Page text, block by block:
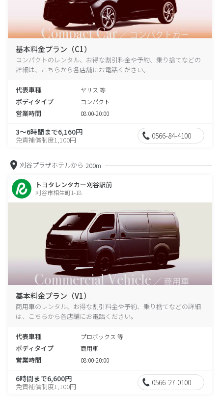
基本料金プラン（C1）
コンパクトのレンタル、お得な割引料金や予約、乗り捨てなどの
詳細は、こちらから各店舗にお電話ください。
代表車種 ヤリス 等
ボディタイプ コンパクト
営業時間 08:00-20:00
3～6時間まで6,160円
免責補償制度1,100円 0566-84-4100
刈谷プラザホテルから 200m
トヨタレンタカー刈谷駅前
刈谷市相生町1-18
基本料金プラン（V1）
商用車のレンタル、お得な割引料金や予約、乗り捨てなどの詳細
は、こちらから各店舗にお電話ください。
代表車種 プロボックス 等
ボディタイプ 商用車
営業時間 08:00-20:00
6時間まで6,600円
免責補償制度1,100円 0566-27-0100